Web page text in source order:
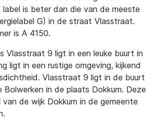
label is beter dan die van de meeste
G) in de straat Vlasstraat.
is A 4150.
Vlasstraat 9 ligt in een leuke buurt in
ligt in een rustige omgeving, kijkend
Vlasstraat 9 ligt in de buurt
Bolwerken in de plaats Dokkum. Deze
de wijk Dokkum in de gemeente